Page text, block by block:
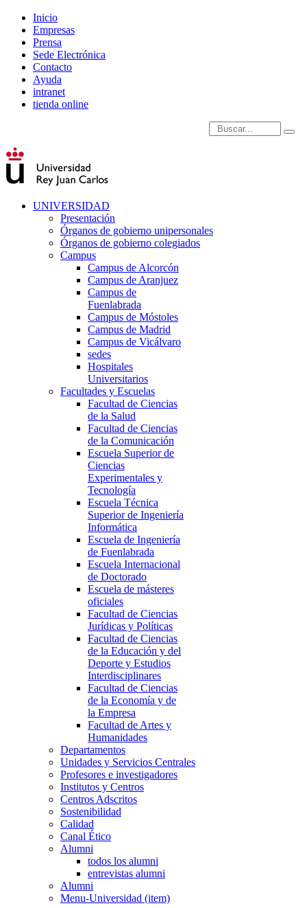
Inicio
Empresas
Prensa
Sede Electrónica
Contacto
Ayuda
intranet
tienda online
Introduce términos de
UNIVERSIDAD
Presentación
Órganos de gobierno unipersonales
Órganos de gobierno colegiados
Campus
Campus de Alcorcón
Campus de Aranjuez
Campus de
Fuenlabrada
Campus de Móstoles
Campus de Madrid
Campus de Vicálvaro
sedes
Hospitales
Universitarios
Facultades y Escuelas
Facultad de Ciencias
de la Salud
Facultad de Ciencias
de la Comunicación
Escuela Superior de
Ciencias
Experimentales y
Tecnología
Escuela Técnica
Superior de Ingeniería
Informática
Escuela de Ingeniería
de Fuenlabrada
Escuela Internacional
de Doctorado
Escuela de másteres
oficiales
Facultad de Ciencias
Jurídicas y Políticas
Facultad de Ciencias
de la Educación y del
Deporte y Estudios
Interdisciplinares
Facultad de Ciencias
de la Economía y de
la Empresa
Facultad de Artes y
Humanidades
Departamentos
Unidades y Servicios Centrales
Profesores e investigadores
Institutos y Centros
Centros Adscritos
Sostenibilidad
Calidad
Canal Ético
Alumni
todos los alumni
entrevistas alumni
Alumni
Menu-Universidad (item)